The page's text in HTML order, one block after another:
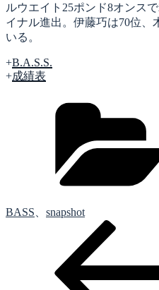
ルウエイト25ポンド8オンス
イナル進出。伊藤巧は70位、
いる。
+B.A.S.S.
+成績表
BASS
snapshot